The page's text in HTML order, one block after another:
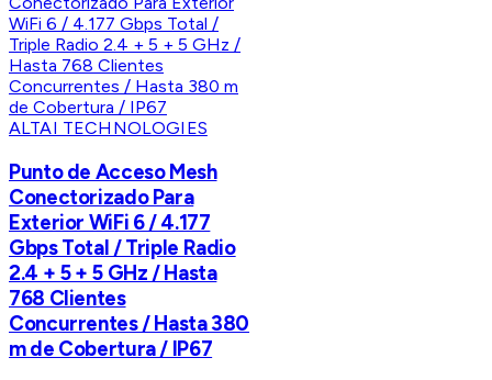
ALTAI TECHNOLOGIES
Punto de Acceso Mesh
Conectorizado Para
Exterior WiFi 6 / 4.177
Gbps Total / Triple Radio
2.4 + 5 + 5 GHz / Hasta
768 Clientes
Concurrentes / Hasta 380
m de Cobertura / IP67